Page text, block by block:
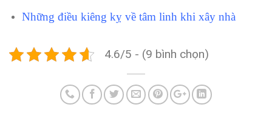
Những điều kiêng kỵ về tâm linh khi xây nhà
4.6/5 - (9 bình chọn)